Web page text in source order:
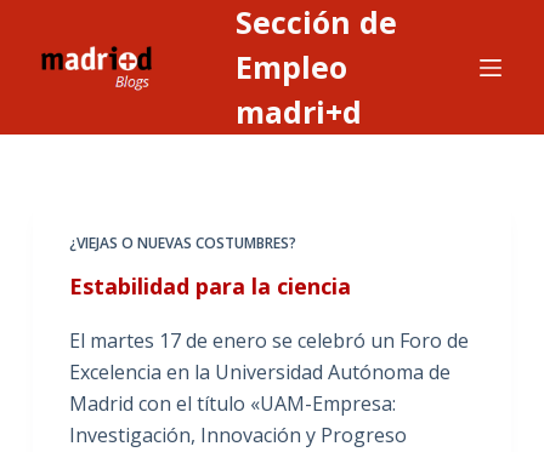
Sección de
Empleo
madri+d
¿VIEJAS O NUEVAS COSTUMBRES?
Estabilidad para la ciencia
El martes 17 de enero se celebró un Foro de
Excelencia en la Universidad Autónoma de
Madrid con el título «UAM-Empresa:
Investigación, Innovación y Progreso